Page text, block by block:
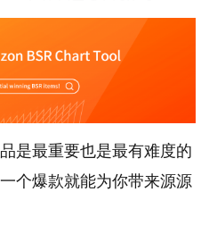
是最重要也是最有难度的
个爆款就能为你带来源源